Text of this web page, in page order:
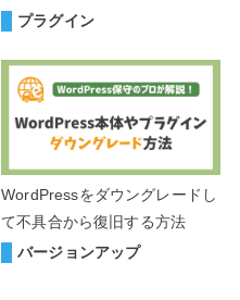
プラグイン
WordPressをダウングレードし
て不具合から復旧する方法
バージョンアップ